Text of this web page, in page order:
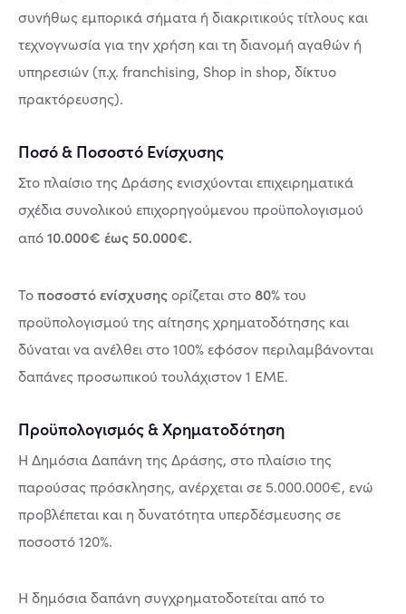
συνήθως εμπορικά σήματα ή διακριτικούς τίτλους και
τεχνογνωσία για την χρήση και τη διανομή αγαθών ή
υπηρεσιών (π.χ. franchising, Shop in shop, δίκτυο
πρακτόρευσης).
Ποσό & Ποσοστό Ενίσχυσης
Στο πλαίσιο της Δράσης ενισχύονται επιχειρηματικά
σχέδια συνολικού επιχορηγούμενου προϋπολογισμού
από10.000€ έως 50.000€.
Τοποσοστό ενίσχυσηςορίζεται στο80%του
προϋπολογισμού της αίτησης χρηματοδότησης και
δύναται να ανέλθει στο 100% εφόσον περιλαμβάνονται
δαπάνες προσωπικού τουλάχιστον 1 ΕΜΕ.
Προϋπολογισμός & Χρηματοδότηση
Η Δημόσια Δαπάνη της Δράσης, στο πλαίσιο της
παρούσας πρόσκλησης, ανέρχεται σε 5.000.000€, ενώ
προβλέπεται και η δυνατότητα υπερδέσμευσης σε
ποσοστό 120%.
Η δημόσια δαπάνη συγχρηματοδοτείται από το